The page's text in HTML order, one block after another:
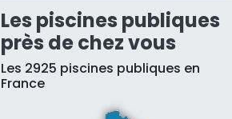
Les piscines publiques
près de chez vous
Les 2925 piscines publiques en
France